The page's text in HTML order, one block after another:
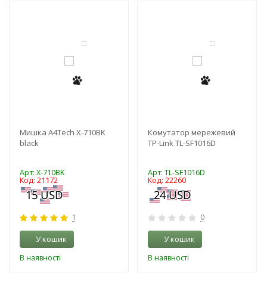
Мишка A4Tech X-710BK
black
Арт: X-710BK
Код: 21172
1
У кошик
В наявності
Комутатор мережевий
TP-Link TL-SF1016D
Арт: TL-SF1016D
Код: 22260
0
У кошик
В наявності